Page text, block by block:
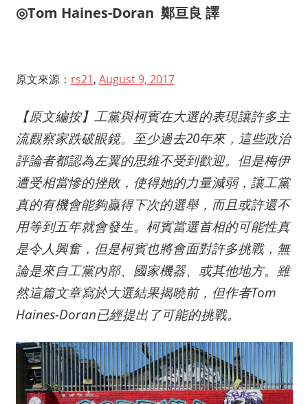
◎Tom Haines-Doran 鄭亘良 譯
原文來源： rs21, August 9, 2017
【原文編按】工黨與柯賓在大選的表現讓許多主
流觀察家跌破眼鏡。至少過去20年來，這些政治
評論者都認為左翼的思維不受到歡迎。但是梅伊
遭受相當慘的挫敗，使得她的力量減弱，讓工黨
真的有機會能夠贏得下次的選舉，而且或許還不
用等到五年就會發生。柯賓當選首相的可能性真
是令人興奮，但是柯賓也將會面對許多挑戰，無
論是來自工黨內部、國家機器、或其他地方。雖
然這篇文章寫於大選結果揭曉前，但作者Tom
Haines-Doran已經提出了可能的挑戰。